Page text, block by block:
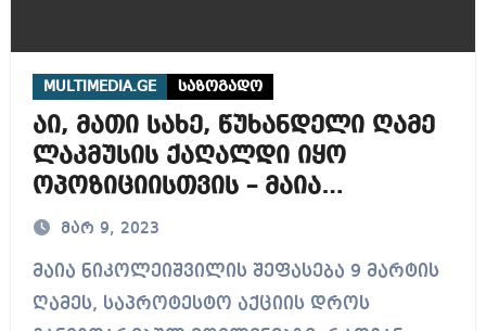
MULTIMEDIA.GE საზოგადო
აი, მათი სახე, წუხანდელი ღამე
ლაკმუსის ქაღალდი იყო
ოპოზიციისთვის – მაია
ნიკოლეიშვილი
მარ 9, 2023
მაია ნიკოლეიშვილის შეფასება 9 მარტის
ღამეს, საპროტესტო აქციის დროს